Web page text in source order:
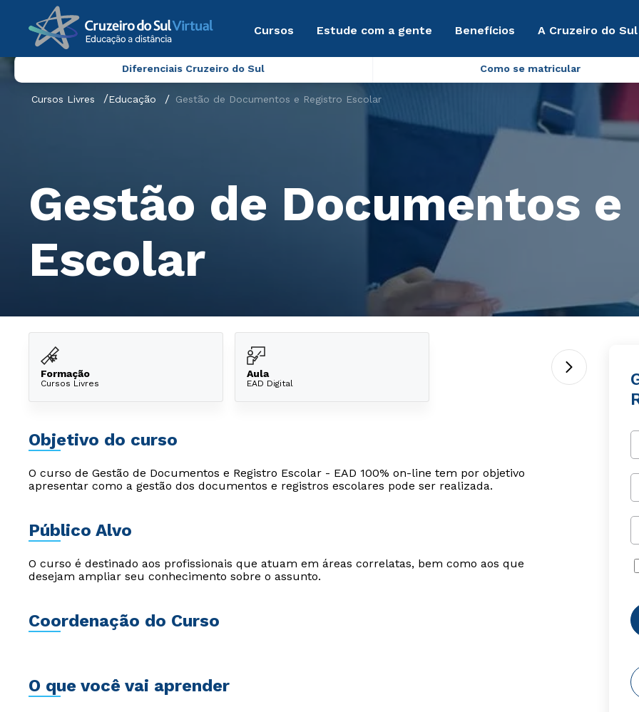
Cursos Estude com a gente Benefícios A Cruzeiro do
Diferenciais Cruzeiro do Sul Como se matricular
Cursos Livres Educação Gestão de Documentos e Registro Escolar
Gestão de Documentos
Escolar
Formação
Cursos Livres
Aula
EAD Digital
Objetivo do curso
O curso de Gestão de Documentos e Registro Escolar - EAD 100% on-line tem por objetivo
apresentar como a gestão dos documentos e registros escolares pode ser realizada.
Público Alvo
O curso é destinado aos profissionais que atuam em áreas correlatas, bem como aos que
desejam ampliar seu conhecimento sobre o assunto.
Coordenação do Curso
O que você vai aprender